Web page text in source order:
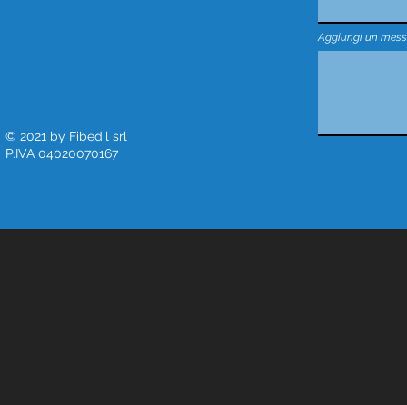
© 2021 by Fibedil srl
P.IVA 04020070167
Aggiungi un